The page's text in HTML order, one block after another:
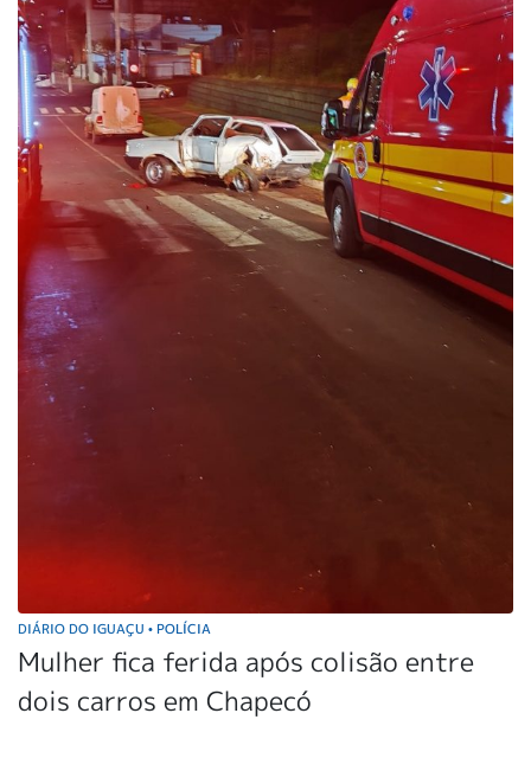
DIÁRIO DO IGUAÇU • POLÍCIA
Mulher fica ferida após colisão entre
dois carros em Chapecó